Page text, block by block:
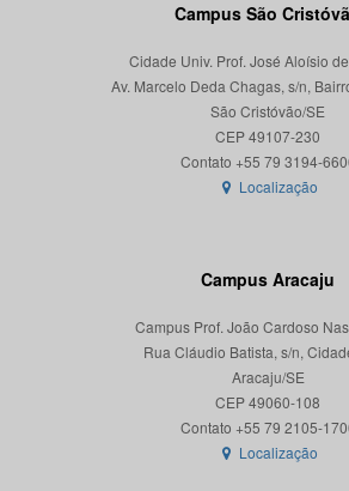
Campus São
Cidade Univ. Prof. José Aloísio
Av. Marcelo Deda Chagas, s/n,
São Cristóvão/SE
CEP 49107-230
Localização
Campus Aracaju
Campus Prof. João Cardoso
Rua Cláudio Batista, s/n,
Aracaju/SE
CEP 49060-108
Localização